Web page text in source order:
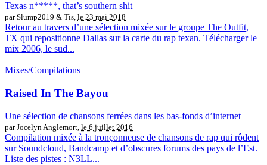
Texas n*****, that’s southern shit
par Slump2019 & Tis, le 23 mai 2018
Retour au travers d’une sélection mixée sur le groupe The Outfit,
TX qui repositionne Dallas sur la carte du rap texan. Télécharger le
mix 2006, le sud...
Mixes/Compilations
Raised In The Bayou
Une sélection de chansons ferrées dans les bas-fonds d’internet
par Jocelyn Anglemort, le 6 juillet 2016
Compilation mixée à la tronçonneuse de chansons de rap qui rôdent
sur Soundcloud, Bandcamp et d’obscures forums des pays de l’Est.
Liste des pistes : N3LL...